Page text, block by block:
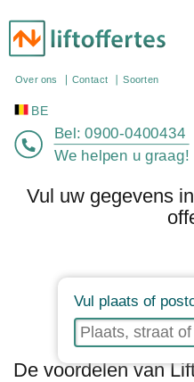
Over ons
BE
Bel: 0900-0400434
We helpen u graag!
Vul uw gegevens
Vul plaats of
De voordelen van